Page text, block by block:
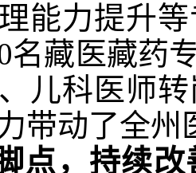
能力提升
名藏医藏药
儿科医师
带动了全州
点，持续